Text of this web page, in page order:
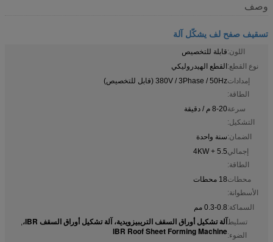
وصف
تسقيف صفح لف يشكّل آلة
اللون:قابلة للتخصيص
نوع القطع:القطع الهيدروليكي
إمدادات
الطاقة:
380V / 3Phase / 50Hz (قابل للتخصيص)
سرعة
التشكيل:
8-20 م / دقيقة
الضمان:سنة واحدة
إجمالي
الطاقة:
5.5 + 4KW
محطات
الأسطوانة:
18 محطات
السماكة:0.3-0.8 مم
تسليط
الضوء:
آلة تشكيل أوراق السقف التريبيزويدية، آلة تشكيل أوراق السقف IBR، ,
IBR Roof Sheet Forming Machine